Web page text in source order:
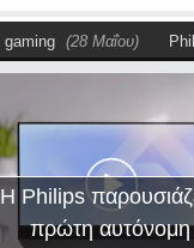
(28 Μαΐου) Philips
Η Philips
πρώτη